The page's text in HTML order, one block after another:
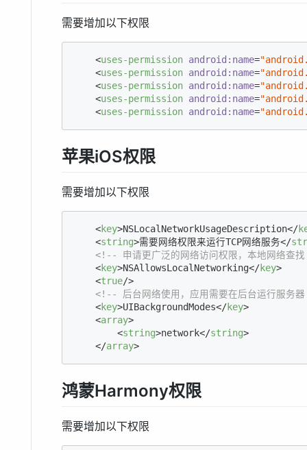
需要增加以下权限
<uses-permission android:name=
<uses-permission android:name=
<uses-permission android:name=
<uses-permission android:name=
<uses-permission android:name=
苹果iOS权限
需要增加以下权限
<key>NSLocalNetworkUsageDescription</
<string>需要网络权限来运行TCP网络服务</
<!-- 申请更广泛的网络访问权限，本地网络查
<key>NSAllowsLocalNetworking</key>
<true/>
<!-- 后台网络使用，应用需要在后台运行服务
<key>UIBackgroundModes</key>
<array>
<string>network</string>
</array>
鸿蒙Harmony权限
需要增加以下权限